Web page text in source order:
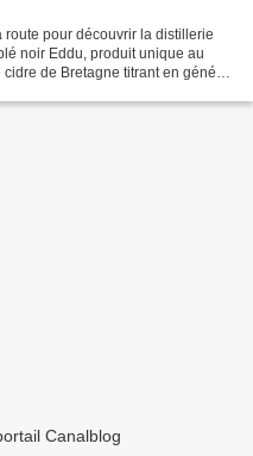
pour découvrir la distillerie
noir Eddu, produit unique au
de Bretagne titrant en général
Canalblog